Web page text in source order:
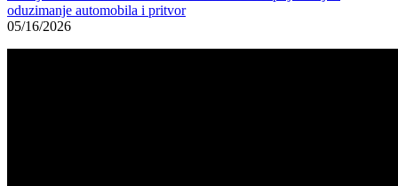
oduzimanje automobila i pritvor
05/16/2026